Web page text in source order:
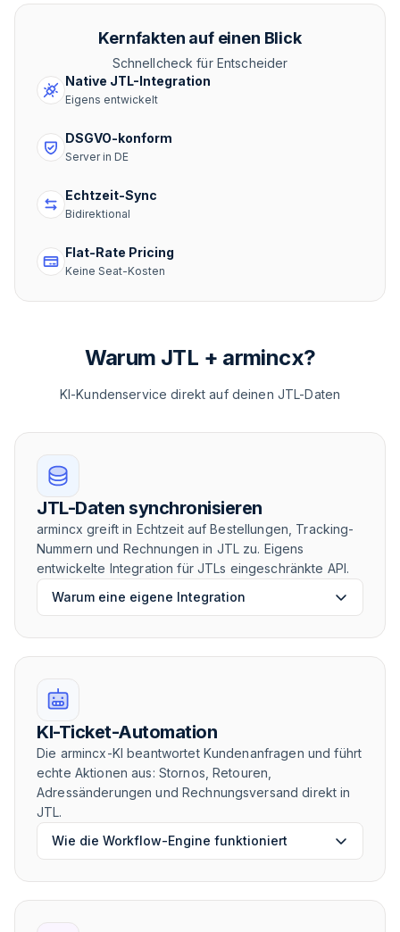
Kernfakten auf einen Blick
Schnellcheck für Entscheider
Native JTL-Integration
Eigens entwickelt
DSGVO-konform
Server in DE
Echtzeit-Sync
Bidirektional
Flat-Rate Pricing
Keine Seat-Kosten
Warum JTL + armincx?
KI-Kundenservice direkt auf deinen JTL-Daten
JTL-Daten synchronisieren
armincx greift in Echtzeit auf Bestellungen, Tracking-
Nummern und Rechnungen in JTL zu. Eigens
entwickelte Integration für JTLs eingeschränkte API.
Warum eine eigene Integration
KI-Ticket-Automation
Die armincx-KI beantwortet Kundenanfragen und führt
echte Aktionen aus: Stornos, Retouren,
Adressänderungen und Rechnungsversand direkt in
JTL.
Wie die Workflow-Engine funktioniert